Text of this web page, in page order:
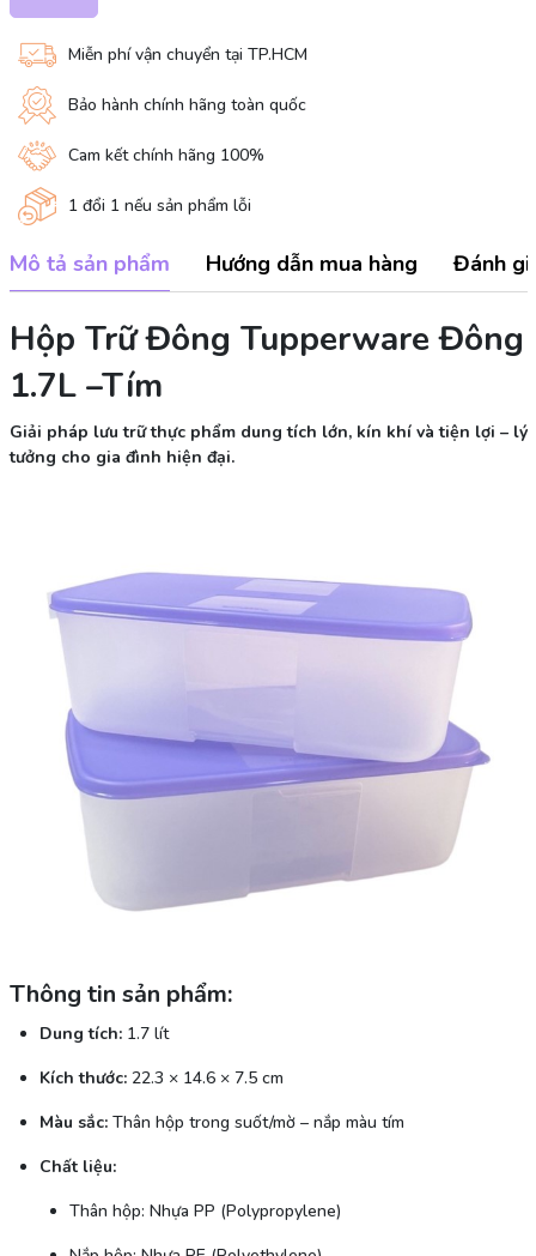
Miễn phí vận chuyển tại TP.HCM
Bảo hành chính hãng toàn quốc
Cam kết chính hãng 100%
1 đổi 1 nếu sản phẩm lỗi
Mô tả sản phẩm Hướng dẫn mua hàng Đánh
Hộp Trữ Đông Tupperware Đông
1.7L –Tím
Giải pháp lưu trữ thực phẩm dung tích lớn, kín khí và tiện lợi – lý
tưởng cho gia đình hiện đại.
Thông tin sản phẩm:
Dung tích:1.7 lít
Kích thước:22.3 × 14.6 × 7.5 cm
Màu sắc:Thân hộp trong suốt/mờ – nắp màu tím
Chất liệu:
Thân hộp: Nhựa PP (Polypropylene)